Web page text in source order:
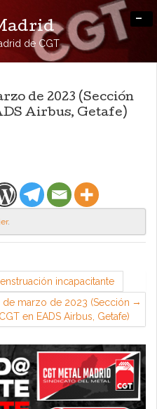
de CGT
-
de 2023 (Sección
Airbus, Getafe)
.
incapacitante
de marzo de 2023 (Sección
en EADS Airbus, Getafe)